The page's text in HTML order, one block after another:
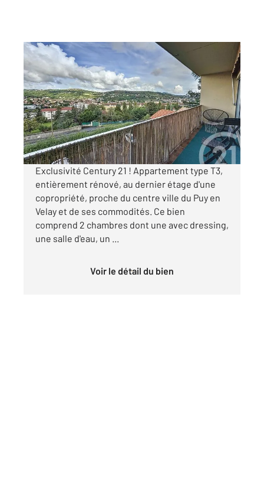
LE PUY EN VELAY 43
64,64 m2, 3 pièces
Ref : 3382
Appartement F3 à vendre
141 000 €
Visiter le site dédié
Exclusivité Century 21 ! Appartement type T3,
entièrement rénové, au dernier étage d'une
copropriété, proche du centre ville du Puy en
Velay et de ses commodités. Ce bien
comprend 2 chambres dont une avec dressing,
une salle d'eau, un ...
Voir le détail du bien